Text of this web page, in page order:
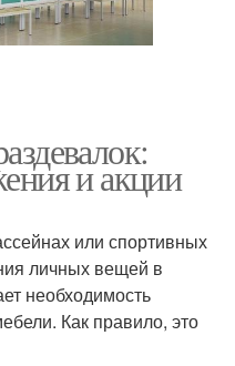
и акции
или спортивных
личных вещей в
необходимость
Как правило, это